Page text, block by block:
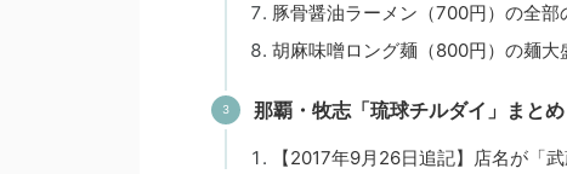
豚骨醤油ラーメン（700円）の全部
胡麻味噌ロング麺（800円）の麺大
那覇・牧志「琉球チルダイ」まとめ
【2017年9月26日追記】店名が「